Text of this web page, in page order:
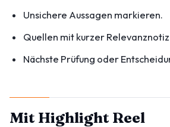
Unsichere Aussagen markieren.
Quellen mit kurzer
Nächste Prüfung oder
Mit Highlight Reel